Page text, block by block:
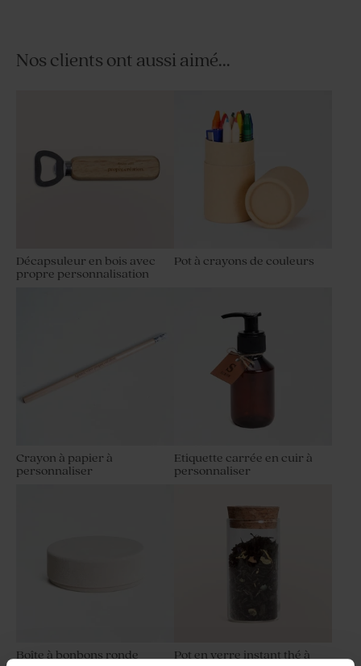
Nos clients ont aussi aimé...
Décapsuleur en bois avec
propre personnalisation
Pot à crayons de couleurs
Crayon à papier à
personnaliser
Etiquette carrée en cuir à
personnaliser
Boîte à bonbons ronde
Pot en verre instant thé à